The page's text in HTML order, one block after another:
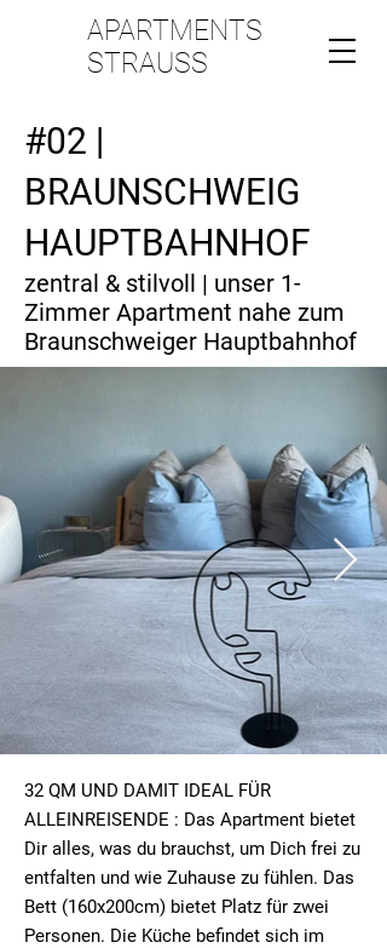
APARTMENTS
STRAUSS
#02 |
BRAUNSCHWEIG
HAUPTBAHNHOF
zentral & stilvoll | unser 1-
Zimmer Apartment nahe zum
Braunschweiger Hauptbahnhof
32 QM UND DAMIT IDEAL FÜR
ALLEINREISENDE : Das Apartment bietet
Dir alles, was du brauchst, um Dich frei zu
entfalten und wie Zuhause zu fühlen. Das
Bett (160x200cm) bietet Platz für zwei
Personen. Die Küche befindet sich im